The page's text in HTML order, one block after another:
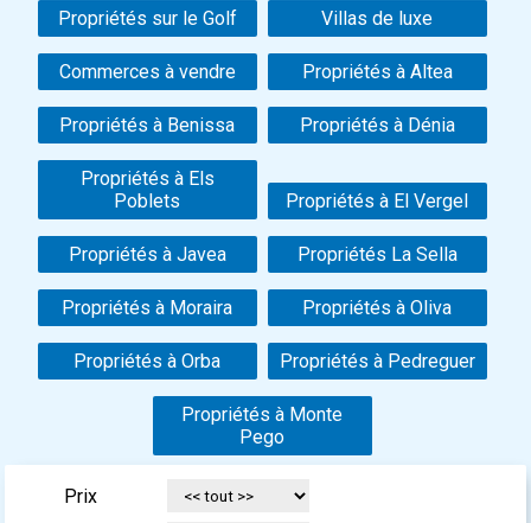
Propriétés sur le Golf Villas de luxe
Commerces à vendre Propriétés à Altea
Propriétés à Benissa Propriétés à Dénia
Propriétés à Els
Poblets
Propriétés à El Vergel
Propriétés à Javea Propriétés La Sella
Propriétés à Moraira Propriétés à Oliva
Propriétés à Orba Propriétés à Pedreguer
Propriétés à Monte
Pego
Prix